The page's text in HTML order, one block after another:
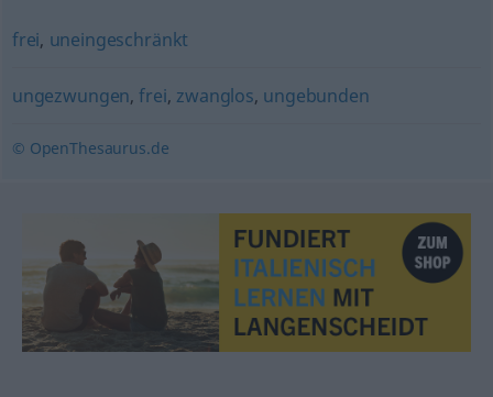
frei, uneingeschränkt
ungezwungen,frei, zwanglos, ungebunden
© OpenThesaurus.de